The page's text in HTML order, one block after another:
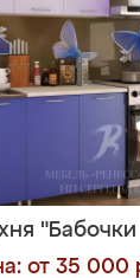
от 35 000